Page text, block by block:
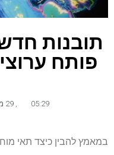
תובנות
פותח
05:29
במאמץ להבין כיצד תאי